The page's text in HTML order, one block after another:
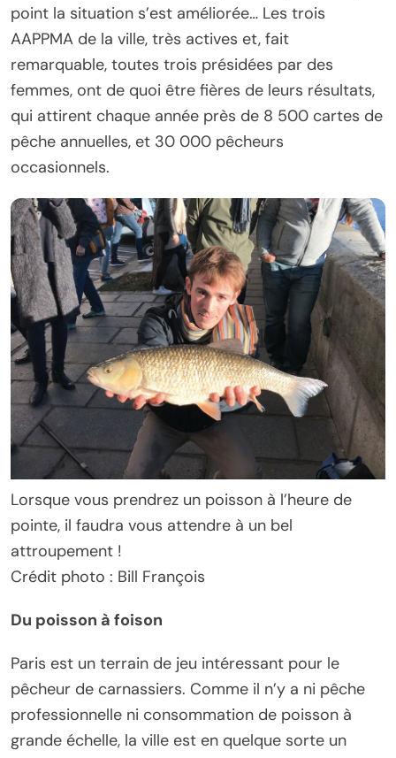
point la situation s’est améliorée… Les trois
AAPPMA de la ville, très actives et, fait
remarquable, toutes trois présidées par des
femmes, ont de quoi être fières de leurs résultats,
qui attirent chaque année près de 8 500 cartes de
pêche annuelles, et 30 000 pêcheurs
occasionnels.
Lorsque vous prendrez un poisson à l’heure de
pointe, il faudra vous attendre à un bel
attroupement !
Crédit photo : Bill François
Du poisson à foison
Paris est un terrain de jeu intéressant pour le
pêcheur de carnassiers. Comme il n’y a ni pêche
professionnelle ni consommation de poisson à
grande échelle, la ville est en quelque sorte un